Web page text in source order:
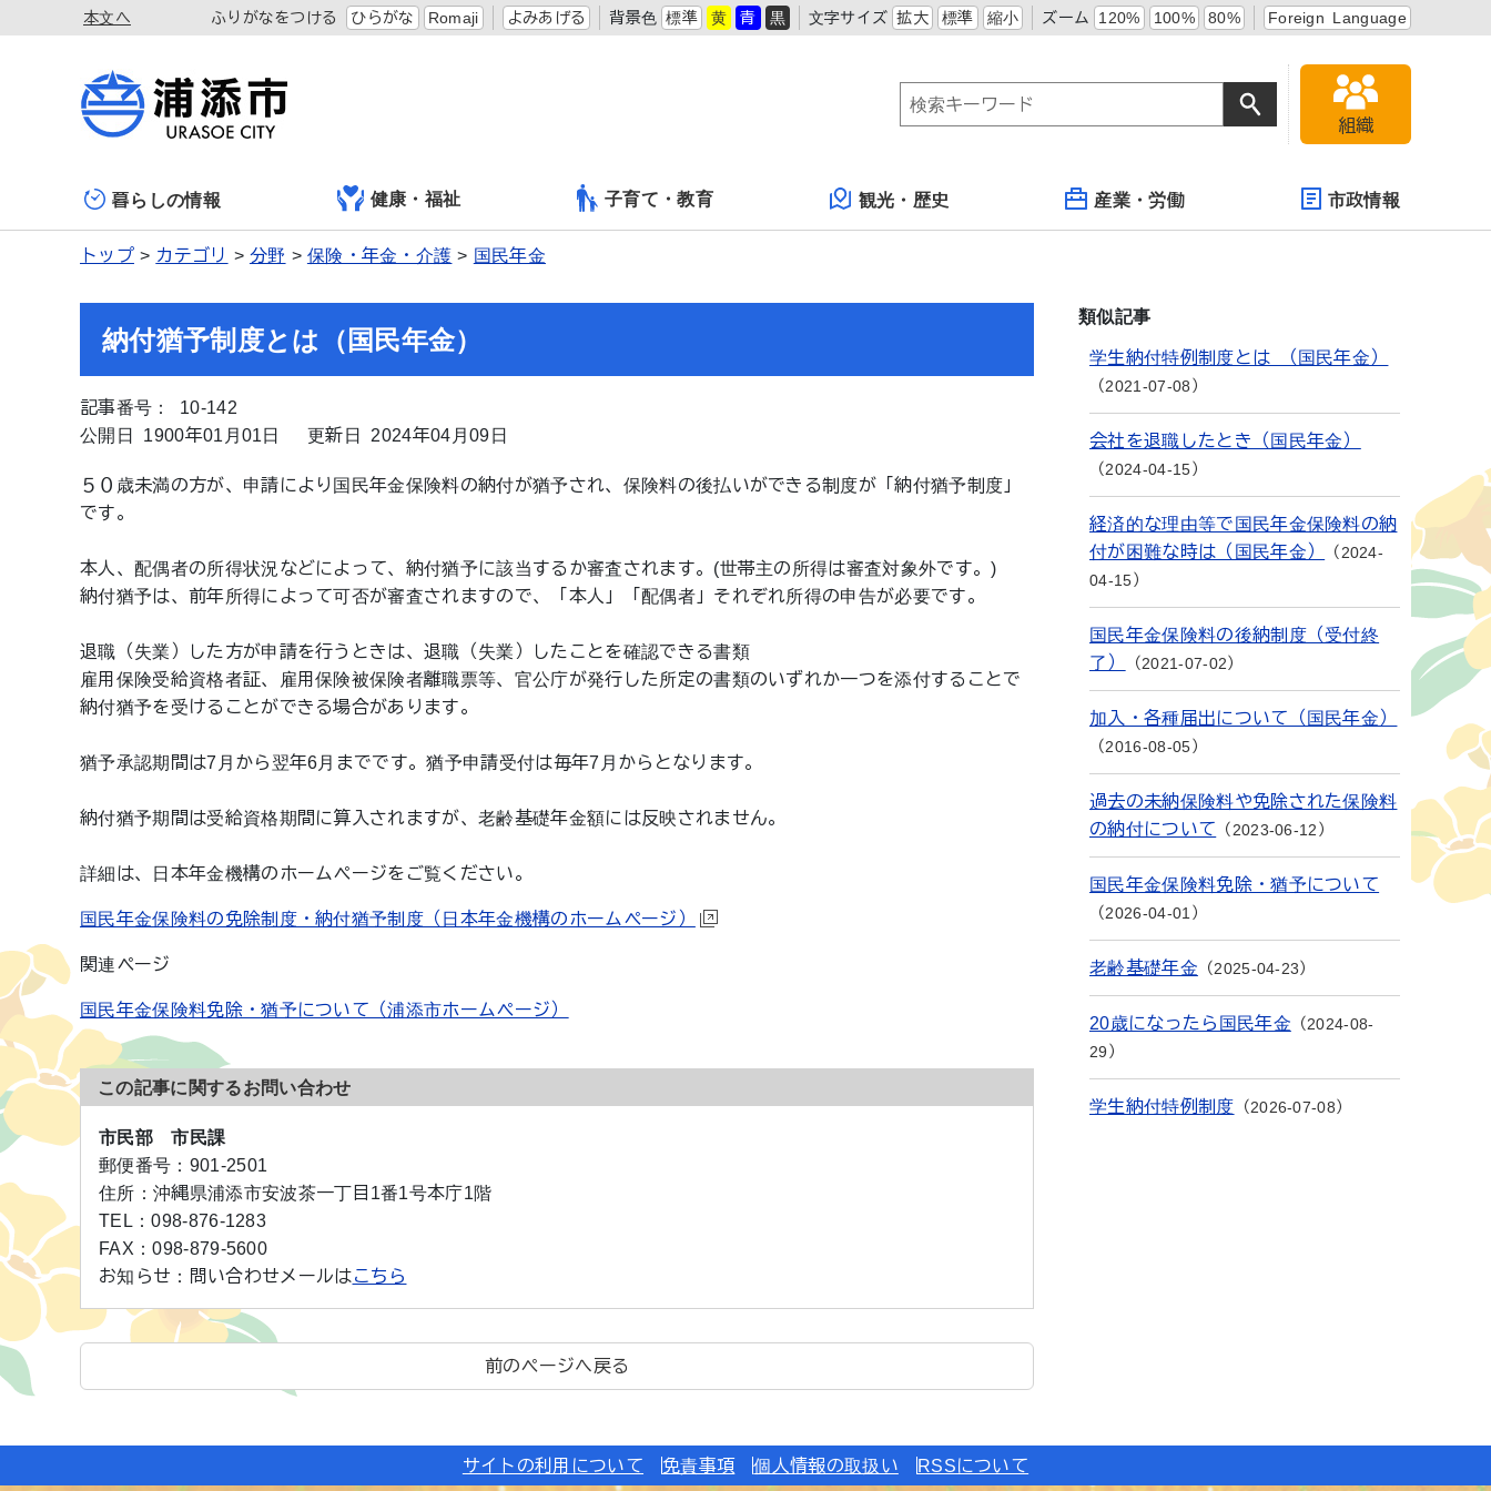
本文へ ふりがなをつける ひらがな Romaji よみあげる 背景色 標準 黄 青 黒 文字サイズ 拡大 標準 縮小 ズーム 120% 100% 80% Foreign Language
組織
暮らしの情報 健康・福祉 子育て・教育 観光・歴史 産業・労働 市政情報
トップ カテゴリ 分野 保険・年金・介護 国民年金
納付猶予制度とは（国民年金）
記事番号： 10-142
公開日 1900年01月01日
更新日 2024年04月09日
５０歳未満の方が、申請により国民年金保険料の納付が猶予され、保険料の後払いができる制度が「納付猶予制度」
です。
本人、配偶者の所得状況などによって、納付猶予に該当するか審査されます。(世帯主の所得は審査対象外です。)
納付猶予は、前年所得によって可否が審査されますので、「本人」「配偶者」それぞれ所得の申告が必要です。
退職（失業）した方が申請を行うときは、退職（失業）したことを確認できる書類
雇用保険受給資格者証、雇用保険被保険者離職票等、官公庁が発行した所定の書類のいずれか一つを添付することで
納付猶予を受けることができる場合があります。
猶予承認期間は7月から翌年6月までです。猶予申請受付は毎年7月からとなります。
納付猶予期間は受給資格期間に算入されますが、老齢基礎年金額には反映されません。
詳細は、日本年金機構のホームページをご覧ください。
国民年金保険料の免除制度・納付猶予制度（日本年金機構のホームページ）
関連ページ
国民年金保険料免除・猶予について（浦添市ホームページ）
この記事に関するお問い合わせ
市民部 市民課
郵便番号： 901-2501
住所： 沖縄県浦添市安波茶一丁目1番1号本庁1階
TEL：098-876-1283
FAX：098-879-5600
お知らせ：
問い合わせメールはこちら
前のページへ戻る
類似記事
学生納付特例制度とは （国民年金）
2021-07-08
会社を退職したとき（国民年金）
2024-04-15
経済的な理由等で国民年金保険料の納
付が困難な時は（国民年金）
2024-
04-15
国民年金保険料の後納制度（受付終
了）
2021-07-02
加入・各種届出について（国民年金）
2016-08-05
過去の未納保険料や免除された保険料
の納付について
2023-06-12
国民年金保険料免除・猶予について
2026-04-01
老齢基礎年金 2025-04-23
20歳になったら国民年金
2024-08-
29
学生納付特例制度 2026-07-08
サイトの利用について 免責事項 個人情報の取扱い RSSについて